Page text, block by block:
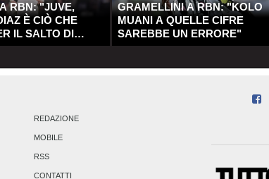
RBN: "JUVE,
È CIÒ CHE
IL SALTO DI
GRAMELLINI A RBN: "KOLO
MUANI A QUELLE CIFRE
SAREBBE UN ERRORE"
REDAZIONE
MOBILE
RSS
CONTATTI